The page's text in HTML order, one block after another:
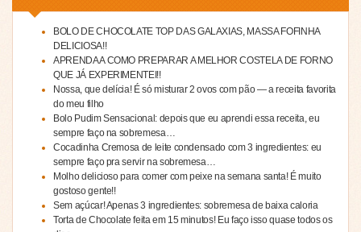
BOLO DE CHOCOLATE TOP DAS GALAXIAS, MASSA FOFINHA
DELICIOSA!!
APRENDA A COMO PREPARAR A MELHOR COSTELA DE FORNO
QUE JÁ EXPERIMENTEI!!
Nossa, que delícia! É só misturar 2 ovos com pão — a receita favorita
do meu filho
Bolo Pudim Sensacional: depois que eu aprendi essa receita, eu
sempre faço na sobremesa…
Cocadinha Cremosa de leite condensado com 3 ingredientes: eu
sempre faço pra servir na sobremesa…
Molho delicioso para comer com peixe na semana santa! É muito
gostoso gente!!
Sem açúcar! Apenas 3 ingredientes: sobremesa de baixa caloria
Torta de Chocolate feita em 15 minutos! Eu faço isso quase todos os